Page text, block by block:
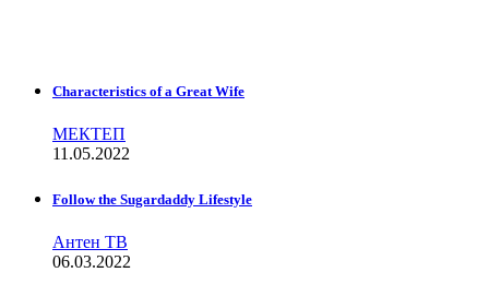
Characteristics of a Great Wife
МЕКТЕП
11.05.2022
Follow the Sugardaddy Lifestyle
Антен ТВ
06.03.2022